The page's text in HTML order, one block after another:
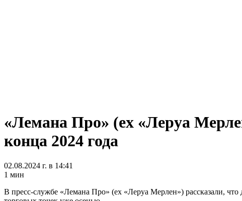
«Лемана Про» (ex «Леруа
конца 2024 года
1 мин
торговых точек уже осенью.